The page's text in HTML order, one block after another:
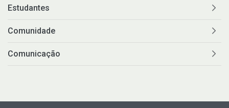
Estudantes
Comunidade
Comunicação